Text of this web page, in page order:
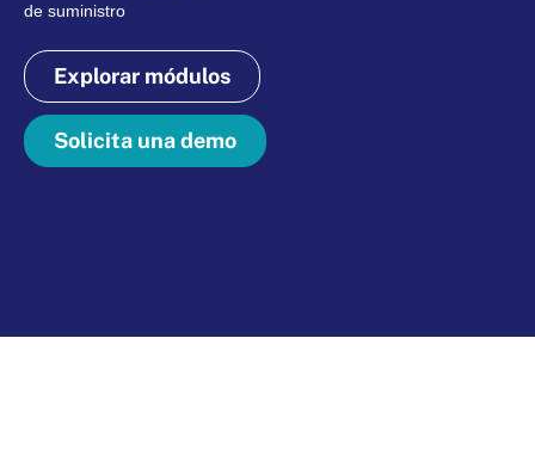
de suministro
Explorar módulos
Solicita una demo